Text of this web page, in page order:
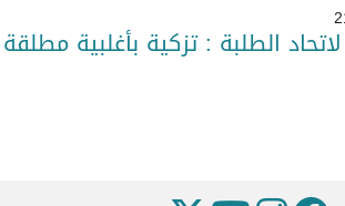
الطلبة : تزكية بأغلبية مطلقة